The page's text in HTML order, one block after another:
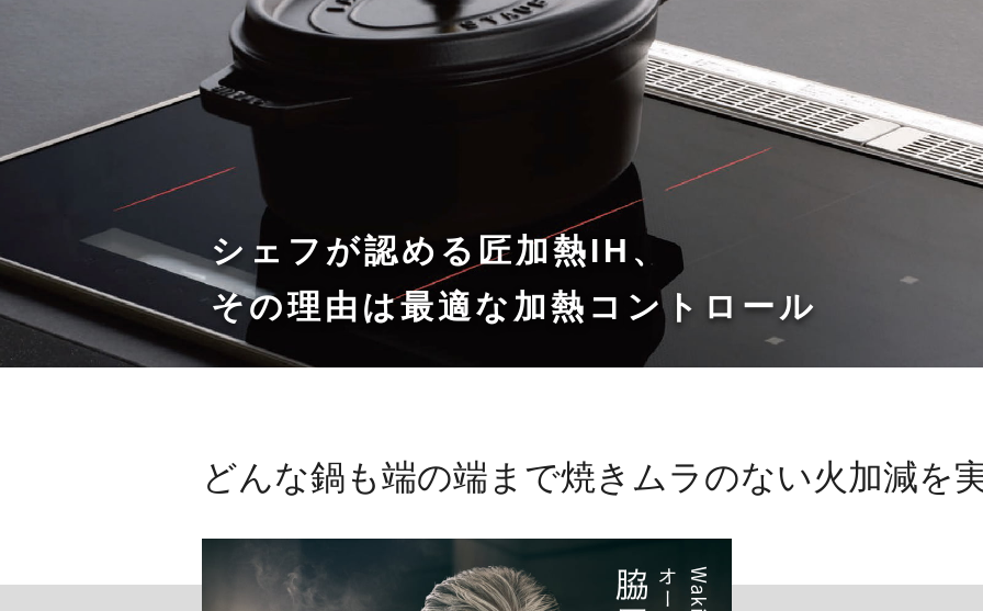
シェフが認める匠加熱IH、
その理由は最適な 加熱コントロール
どんな鍋も端の端まで焼きムラのない火加減を